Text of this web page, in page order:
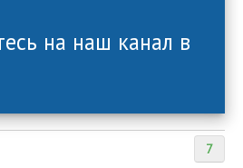
на наш канал в
7